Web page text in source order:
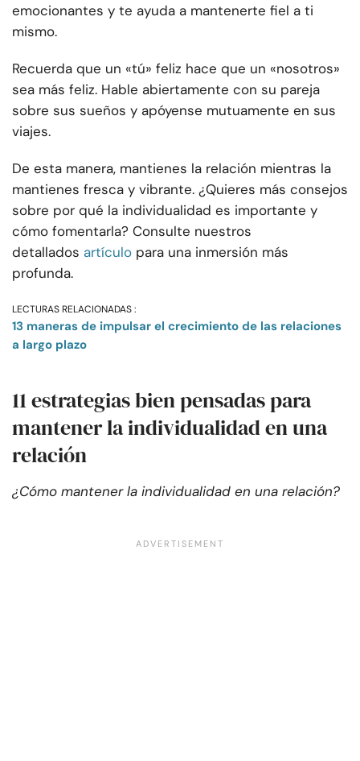
emocionantes y te ayuda a mantenerte fiel a ti
mismo.
Recuerda que un «tú» feliz hace que un «nosotros»
sea más feliz. Hable abiertamente con su pareja
sobre sus sueños y apóyense mutuamente en sus
viajes.
De esta manera, mantienes la relación mientras la
mantienes fresca y vibrante. ¿Quieres más consejos
sobre por qué la individualidad es importante y
cómo fomentarla? Consulte nuestros
detallados artículo para una inmersión más
profunda.
LECTURAS RELACIONADAS :
13 maneras de impulsar el crecimiento de las relaciones
a largo plazo
11 estrategias bien pensadas para
mantener la individualidad en una
relación
¿Cómo mantener la individualidad en una relación?